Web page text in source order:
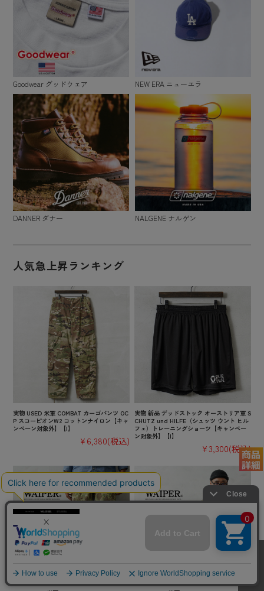
Goodwear グッドウェア NEW ERA ニューエラ
DANNER ダナー NALGENE ナルゲン
人気急上昇ランキング
実物 USED 米軍 COMBAT カーゴパンツ OC
P スコーピオンW2 コットンナイロン【キャ
ンペーン対象外】【I】
¥6,380(税込)
実物 新品 デッドストック オーストリア軍 S
CHUTZ und HILFE（シュッツ ウント ヒル
フェ）トレーニングショーツ【キャンペー
ン対象外】【I】
¥3,300(税込)